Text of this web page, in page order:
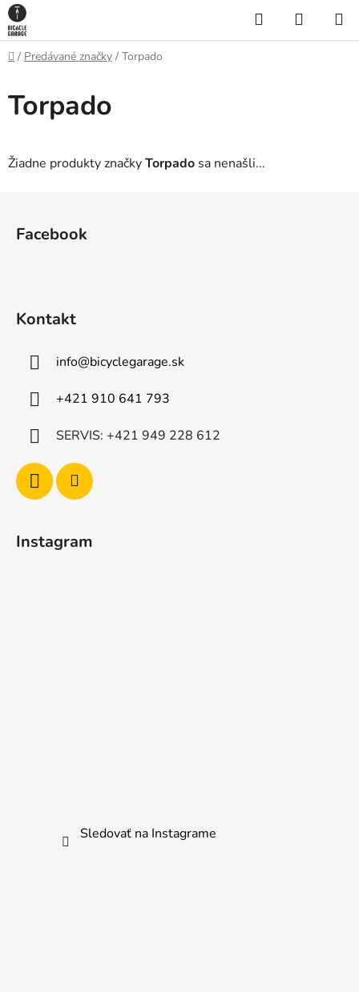
Prejsť
na
obsah
Hľadať
KOŠÍK
Domov
/ Predávané značky / Torpado
Torpado
Žiadne produkty značkyTorpado sa nenašli...
Facebook
Kontakt
info@bicyclegarage.sk
+421 910 641 793
SERVIS: +421 949 228 612
Instagram
Sledovať na Instagrame